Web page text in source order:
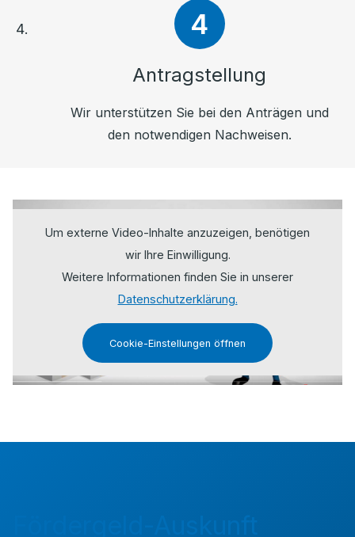
Antragstellung
Wir unterstützen Sie bei den Anträgen und
den notwendigen Nachweisen.
Um externe Video-Inhalte anzuzeigen, benötigen
wir Ihre Einwilligung.
Weitere Informationen finden Sie in unserer
Datenschutzerklärung.
Cookie-Einstellungen öffnen